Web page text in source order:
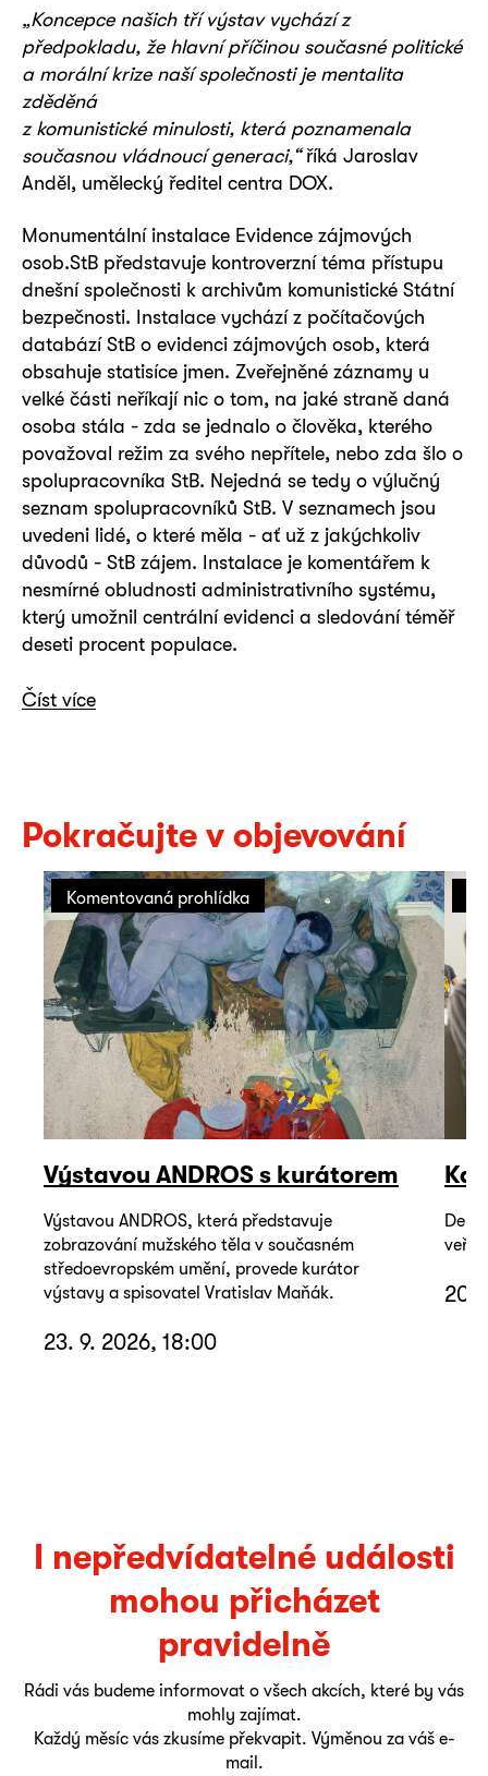
„Koncepce našich tří výstav vychází z
předpokladu, že hlavní příčinou současné politické
a morální krize naší společnosti je mentalita
zděděná
z komunistické minulosti, která poznamenala
současnou vládnoucí generaci,“říká Jaroslav
Anděl, umělecký ředitel centra DOX.
Monumentální instalace Evidence zájmových
osob.StB představuje kontroverzní téma přístupu
dnešní společnosti k archivům komunistické Státní
bezpečnosti. Instalace vychází z počítačových
databází StB o evidenci zájmových osob, která
obsahuje statisíce jmen. Zveřejněné záznamy u
velké části neříkají nic o tom, na jaké straně daná
osoba stála - zda se jednalo o člověka, kterého
považoval režim za svého nepřítele, nebo zda šlo o
spolupracovníka StB. Nejedná se tedy o výlučný
seznam spolupracovníků StB. V seznamech jsou
uvedeni lidé, o které měla - ať už z jakýchkoliv
důvodů - StB zájem. Instalace je komentářem k
nesmírné obludnosti administrativního systému,
který umožnil centrální evidenci a sledování téměř
deseti procent populace.
Číst více
Pokračujte v objevování
Komentovaná prohlídka
Výstavou ANDROS s kurátorem
Výstavou ANDROS, která představuje
zobrazování mužského těla v současném
středoevropském umění, provede kurátor
výstavy a spisovatel Vratislav Maňák.
23. 9. 2026, 18:00
20.
I nepředvídatelné události
mohou přicházet
pravidelně
Rádi vás budeme informovat o všech akcích, které by vás
mohly zajímat.
Každý měsíc vás zkusíme překvapit. Výměnou za váš e-
mail.